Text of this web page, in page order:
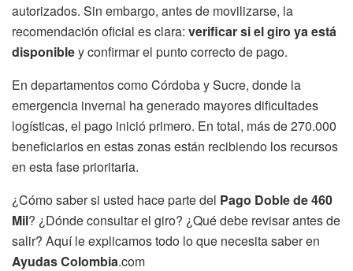
autorizados. Sin embargo, antes de movilizarse, la
recomendación oficial es clara: verificar si el giro ya está
disponibley confirmar el punto correcto de pago.
En departamentos como Córdoba y Sucre, donde la
emergencia invernal ha generado mayores dificultades
logísticas, el pago inició primero. En total, más de 270.000
beneficiarios en estas zonas están recibiendo los recursos
en esta fase prioritaria.
¿Cómo saber si usted hace parte del Pago Doble de 460
Mil? ¿Dónde consultar el giro? ¿Qué debe revisar antes de
salir? Aquí le explicamos todo lo que necesita saber en
Ayudas Colombia.com